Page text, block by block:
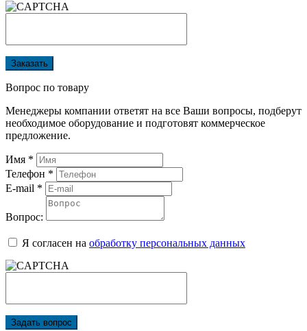
Заказать
Вопрос по товару
Менеджеры компании ответят на все Ваши вопросы, подберут
необходимое оборудование и подготовят коммерческое
предложение.
Имя *
Телефон *
E-mail *
Вопрос:
Я согласен на обработку персональных данных
Задать вопрос